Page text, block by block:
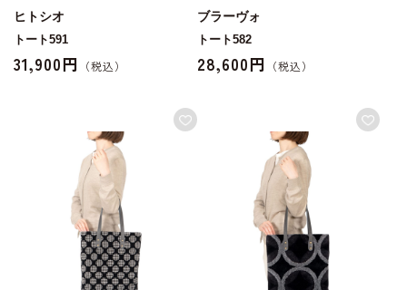
ヒトシオ
トート591
31,900円
ブラーヴォ
トート582
28,600円